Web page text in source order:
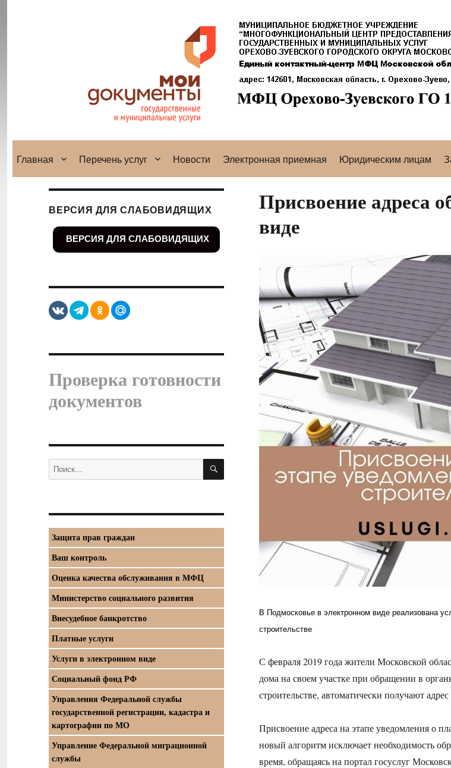
Главная Перечень услуг Новости Электронная приемная Юридическим лицам
Присвоение адреса
виде
В Подмосковье в электронном виде реализована
строительстве
С февраля 2019 года жители Московской
дома на своем участке при обращении в
строительстве, автоматически получают
Присвоение адреса на этапе уведомления о
новый алгоритм исключает необходимость
время, обращаясь на портал госуслуг
ВЕРСИЯ ДЛЯ СЛАБОВИДЯЩИХ
ВЕРСИЯ ДЛЯ СЛАБОВИДЯЩИХ
Проверка готовности
документов
Искать: ПОИСК
Защита прав граждан
Ваш контроль
Оценка качества обслуживания в МФЦ
Министерство социального развития
Внесудебное банкротство
Платные услуги
Услуги в электронном виде
Социальный фонд РФ
Управления Федеральной службы
государственной регистрации, кадастра и
картографии по МО
Управление Федеральной миграционной
службы